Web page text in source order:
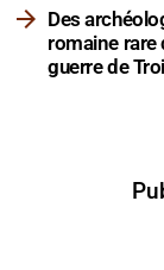
Des
romaine rare
guerre de